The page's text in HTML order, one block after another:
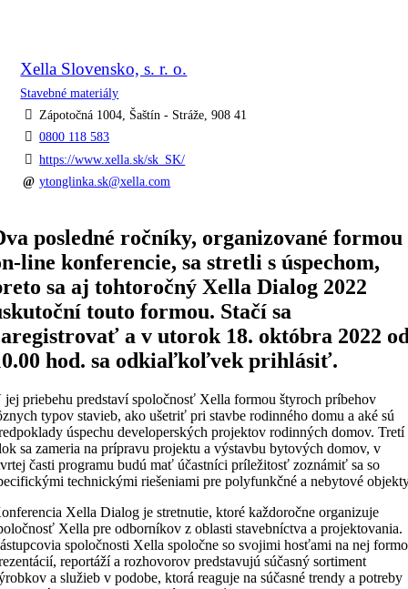
Xella Slovensko, s. r. o.
Stavebné materiály
Zápotočná 1004, Šaštín - Stráže, 908 41
0800 118 583
https://www.xella.sk/sk_SK/
ytonglinka.sk@xella.com
posledné ročníky, organizované formou
line konferencie, sa stretli s úspechom,
sa aj tohtoročný Xella Dialog 2022
touto formou. Stačí sa
a v utorok 18. októbra 2022
hod. sa odkiaľkoľvek prihlásiť.
jej priebehu predstaví spoločnosť Xella formou štyroch príbehov
typov stavieb, ako ušetriť pri stavbe rodinného domu a aké sú
úspechu developerských projektov rodinných domov. Tretí
sa zameria na prípravu projektu a výstavbu bytových domov, v
časti programu budú mať účastníci príležitosť zoznámiť sa so
technickými riešeniami pre polyfunkčné a nebytové
Xella Dialog je stretnutie, ktoré každoročne organizuje
Xella pre odborníkov z oblasti stavebníctva a projektovania.
spoločnosti Xella spoločne so svojimi hosťami na nej
reportáží a rozhovorov predstavujú súčasný sortiment
a služieb v podobe, ktorá reaguje na súčasné trendy a potreby